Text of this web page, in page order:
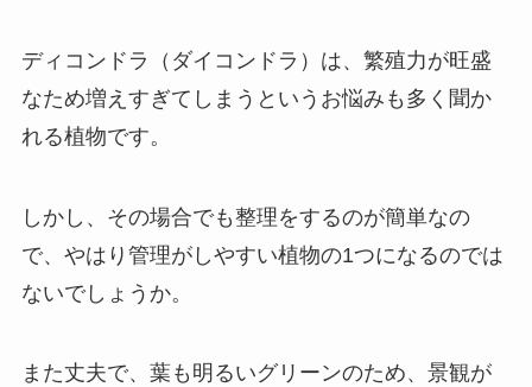
ディコンドラ（ダイコンドラ）は、繁殖力が旺盛
なため増えすぎてしまうというお悩みも多く聞か
れる植物です。
しかし、その場合でも整理をするのが簡単なの
で、やはり管理がしやすい植物の1つになるのでは
ないでしょうか。
また丈夫で、葉も明るいグリーンのため、景観が